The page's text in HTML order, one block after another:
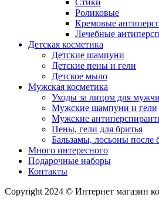
Роликовые
Кремовые
Лечебные
Детская косметика
Детские шампуни
Детские пены и гели
Детское мыло
Мужская косметика
Уходы за лицом для
Мужские шампуни и гели
Мужские
Пены, гели для бритья
Бальзамы, лосьоны после
Много интересного
Подарочные наборы
Контакты
Copyright 2024 © Интернет магазин